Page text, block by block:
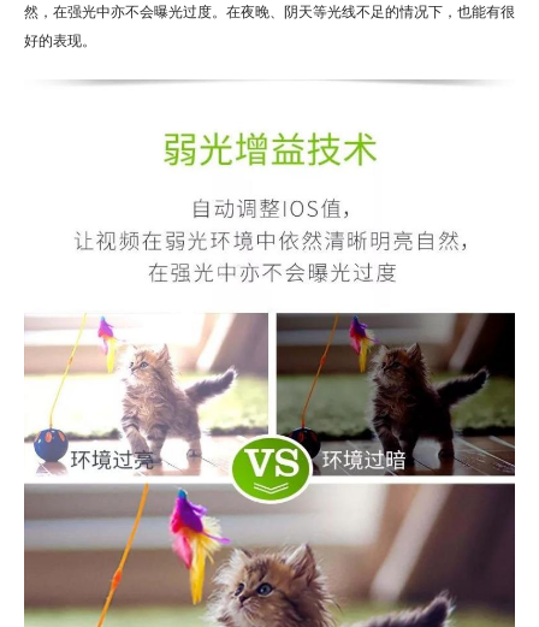
然，在强光中亦不会曝光过度。在夜晚、阴天等光线不足的情况下，也能有很
好的表现。